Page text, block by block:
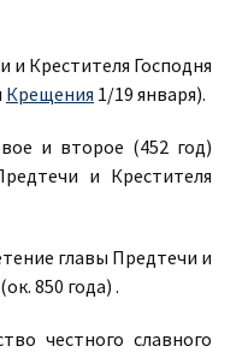
и Крестителя Господня
Крещения 1/19 января).
и второе (452 год)
и Крестителя
главы Предтечи и
850 года) .
честного славного